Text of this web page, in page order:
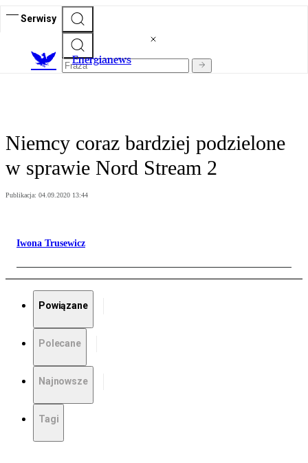
Serwisy
Energianews
Niemcy coraz bardziej podzielone
w sprawie Nord Stream 2
Publikacja: 04.09.2020 13:44
Iwona Trusewicz
Powiązane
Polecane
Najnowsze
Tagi